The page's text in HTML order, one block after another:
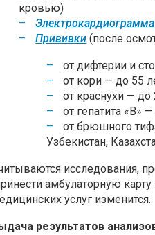
кровью)
Прививки (после
от дифтерии и
от кори — до 55
от краснухи — до
от гепатита «В»
от брюшного
Узбекистан,
исследования,
амбулаторную
услуг изменится.
результатов